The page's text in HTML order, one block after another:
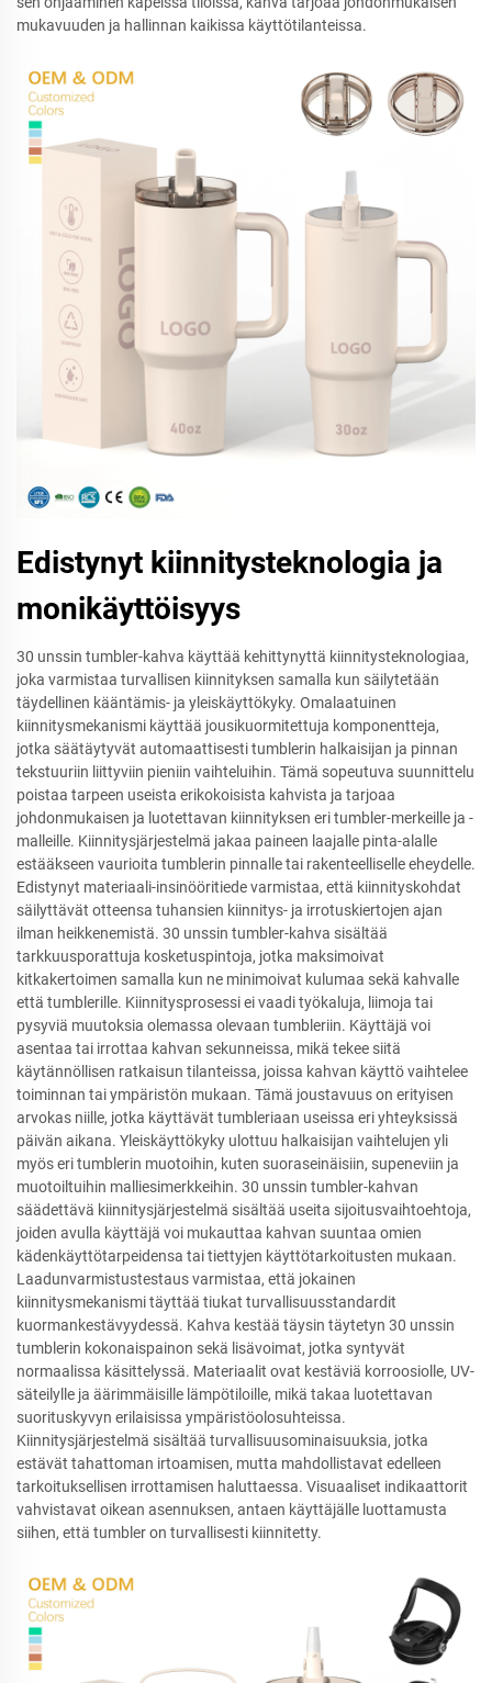
mukavuuden ja hallinnan kaikissa käyttötilanteissa.
Edistynyt kiinnitysteknologia ja
monikäyttöisyys
30 unssin tumbler-kahva käyttää kehittynyttä kiinnitysteknologiaa,
joka varmistaa turvallisen kiinnityksen samalla kun säilytetään
täydellinen kääntämis- ja yleiskäyttökyky. Omalaatuinen
kiinnitysmekanismi käyttää jousikuormitettuja komponentteja,
jotka säätäytyvät automaattisesti tumblerin halkaisijan ja pinnan
tekstuuriin liittyviin pieniin vaihteluihin. Tämä sopeutuva suunnittelu
poistaa tarpeen useista erikokoisista kahvista ja tarjoaa
johdonmukaisen ja luotettavan kiinnityksen eri tumbler-merkeille ja -
malleille. Kiinnitysjärjestelmä jakaa paineen laajalle pinta-alalle
estääkseen vaurioita tumblerin pinnalle tai rakenteelliselle eheydelle.
Edistynyt materiaali-insinööritiede varmistaa, että kiinnityskohdat
säilyttävät otteensa tuhansien kiinnitys- ja irrotuskiertojen ajan
ilman heikkenemistä. 30 unssin tumbler-kahva sisältää
tarkkuusporattuja kosketuspintoja, jotka maksimoivat
kitkakertoimen samalla kun ne minimoivat kulumaa sekä kahvalle
että tumblerille. Kiinnitysprosessi ei vaadi työkaluja, liimoja tai
pysyviä muutoksia olemassa olevaan tumbleriin. Käyttäjä voi
asentaa tai irrottaa kahvan sekunneissa, mikä tekee siitä
käytännöllisen ratkaisun tilanteissa, joissa kahvan käyttö vaihtelee
toiminnan tai ympäristön mukaan. Tämä joustavuus on erityisen
arvokas niille, jotka käyttävät tumbleriaan useissa eri yhteyksissä
päivän aikana. Yleiskäyttökyky ulottuu halkaisijan vaihtelujen yli
myös eri tumblerin muotoihin, kuten suoraseinäisiin, supeneviin ja
muotoiltuihin malliesimerkkeihin. 30 unssin tumbler-kahvan
säädettävä kiinnitysjärjestelmä sisältää useita sijoitusvaihtoehtoja,
joiden avulla käyttäjä voi mukauttaa kahvan suuntaa omien
kädenkäyttötarpeidensa tai tiettyjen käyttötarkoitusten mukaan.
Laadunvarmistustestaus varmistaa, että jokainen
kiinnitysmekanismi täyttää tiukat turvallisuusstandardit
kuormankestävyydessä. Kahva kestää täysin täytetyn 30 unssin
tumblerin kokonaispainon sekä lisävoimat, jotka syntyvät
normaalissa käsittelyssä. Materiaalit ovat kestäviä korroosiolle, UV-
säteilylle ja äärimmäisille lämpötiloille, mikä takaa luotettavan
suorituskyvyn erilaisissa ympäristöolosuhteissa.
Kiinnitysjärjestelmä sisältää turvallisuusominaisuuksia, jotka
estävät tahattoman irtoamisen, mutta mahdollistavat edelleen
tarkoituksellisen irrottamisen haluttaessa. Visuaaliset indikaattorit
vahvistavat oikean asennuksen, antaen käyttäjälle luottamusta
siihen, että tumbler on turvallisesti kiinnitetty.